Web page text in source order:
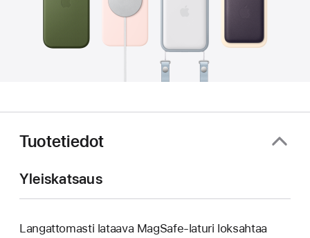
Tuotetiedot
Yleiskatsaus
Langattomasti lataava MagSafe-laturi loksahtaa